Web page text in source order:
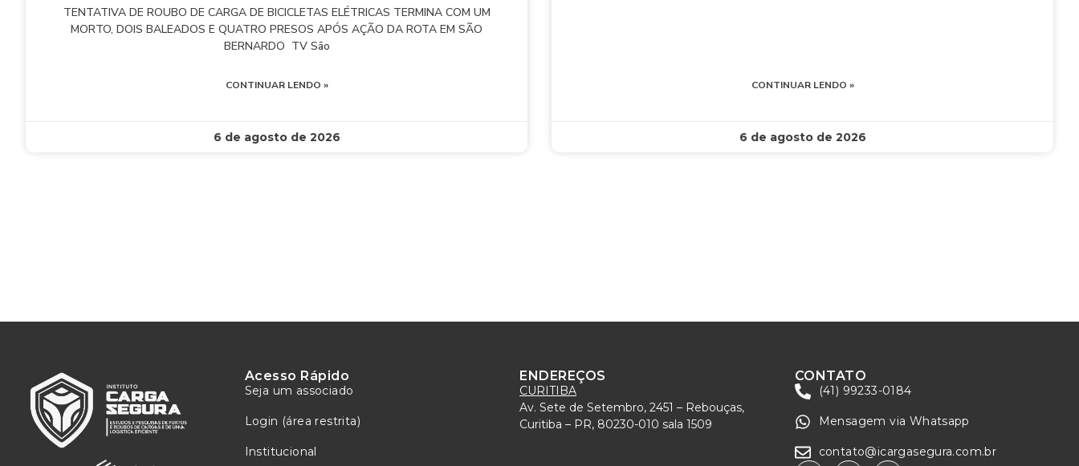
TENTATIVA DE ROUBO DE CARGA DE BICICLETAS ELÉTRICAS TERMINA COM UM
MORTO, DOIS BALEADOS E QUATRO PRESOS APÓS AÇÃO DA ROTA EM SÃO
BERNARDO TV São
CONTINUAR LENDO »
6 de agosto de 2026
CONTINUAR LENDO »
6 de agosto de 2026
Acesso Rápido
Seja um associado
Login (área restrita)
Institucional
ENDEREÇOS
CURITIBA
Av. Sete de Setembro, 2451 – Rebouças,
Curitiba – PR, 80230-010 sala 1509
CONTATO
(41) 99233-0184
Mensagem via Whatsapp
contato@icargasegura.com.br